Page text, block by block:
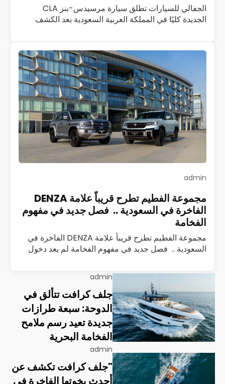
الجفالي للسيارات تطلق سيارة مرسيدس-بنز CLA
الجديدة كليًا في المملكة العربية السعودية بعد الكشف
اقرأ المزيد
admin
مجموعة الفطيم تطرح قريباً علامة DENZA
الفاخرة في السعودية .. فصل جديد في مفهوم
الفخامة
مجموعة الفطيم تطرح قريباً علامة DENZA الفاخرة في
السعودية .. فصل جديد في مفهوم الفخامة لم يعد دخول
يُقاس بعدد الطرازات أو…اقرأ المزيد
admin
جلف كرافت تتألق في
الدوحة: سبعة طرازات
جديدة تعيد رسم ملامح
الفخامة البحرية
admin
"جلف كرافت تكشف عن